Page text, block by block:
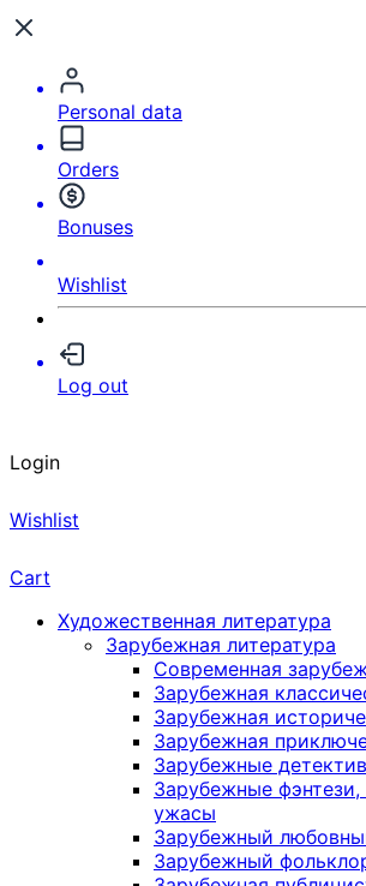
Personal data
Orders
Bonuses
Wishlist
Log out
Login
Wishlist
Cart
Художественная литература
Зарубежная литература
Современная
Зарубежная
Зарубежная
Зарубежная
Зарубежные
Зарубежные фэнтези,
ужасы
Зарубежный
Зарубежный